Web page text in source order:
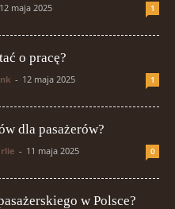
12 maja 2025 1
o pracę?
- 12 maja 2025 1
dla pasażerów?
- 11 maja 2025 0
w Polsce?